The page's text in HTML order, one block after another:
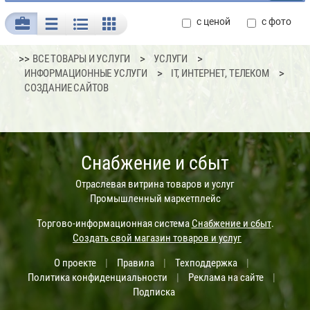
с ценой с фото
>>ВСЕ ТОВАРЫ И УСЛУГИ
УСЛУГИ
ИНФОРМАЦИОННЫЕ УСЛУГИ
IT, ИНТЕРНЕТ, ТЕЛЕКОМ
СОЗДАНИЕ САЙТОВ
Снабжение и сбыт
Отраслевая витрина товаров и услуг
Промышленный маркетплейс
Торгово-информационная системаСнабжение и сбыт.
Создать свой магазин товаров и услуг
О проекте
| Правила | Техподдержка
|
Политика конфиденциальности
| Реклама на сайте
|
Подписка